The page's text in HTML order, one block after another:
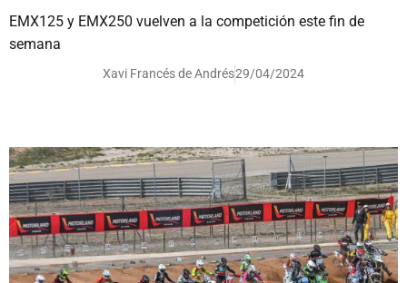
EMX125 y EMX250 vuelven a la competición este fin de
semana
Xavi Francés de Andrés29/04/2024